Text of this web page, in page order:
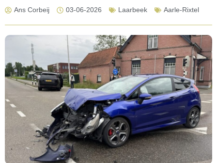
Ans Corbeij 03-06-2026 Laarbeek Aarle-Rixtel